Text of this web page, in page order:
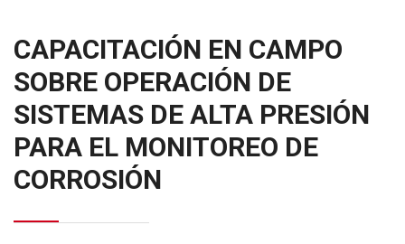
CAPACITACIÓN EN CAMPO
SOBRE OPERACIÓN DE
SISTEMAS DE ALTA PRESIÓN
PARA EL MONITOREO DE
CORROSIÓN